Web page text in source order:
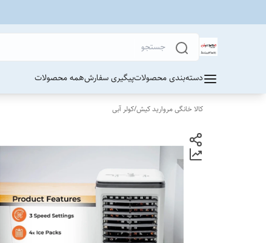
دسته‌بندی محصولاتپیگیری سفارشهمه محصولات
کالا خانگی مروارید کیش/کولر آبی